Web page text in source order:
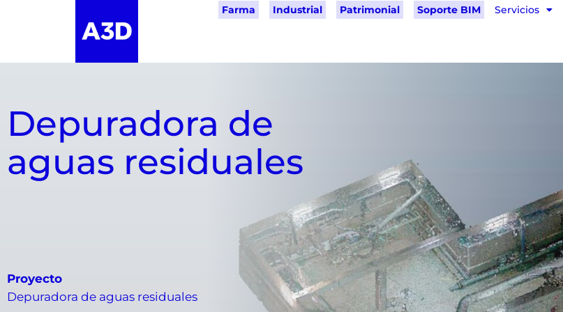
Farma Industrial Patrimonial Soporte BIM Servicios
Depuradora de
aguas residuales
Proyecto
Depuradora de aguas residuales